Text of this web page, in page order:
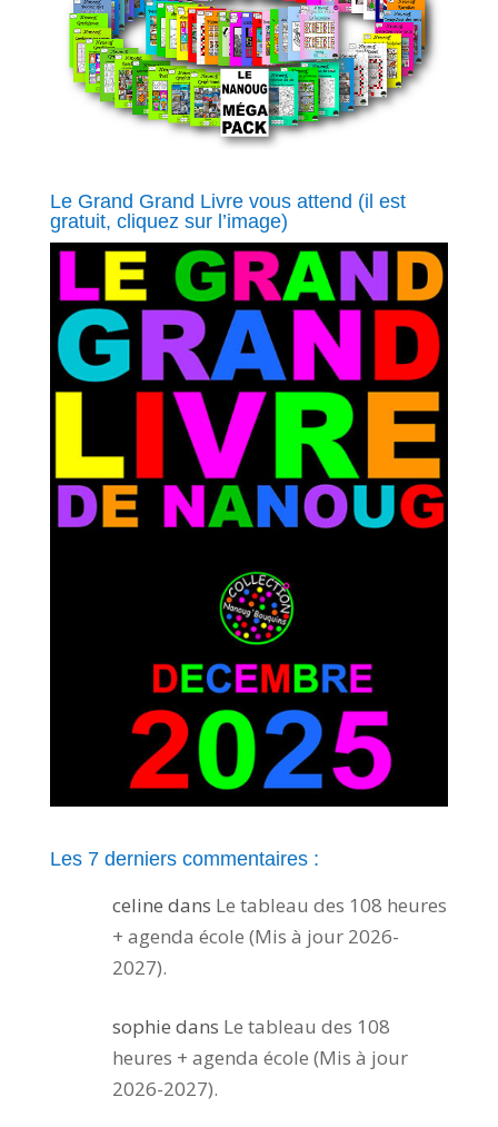
Le Grand Grand Livre vous attend (il est
gratuit, cliquez sur l’image)
Les 7 derniers commentaires :
celine dans Le tableau des 108 heures
+ agenda école (Mis à jour 2026-
2027).
sophie dans Le tableau des 108
heures + agenda école (Mis à jour
2026-2027).